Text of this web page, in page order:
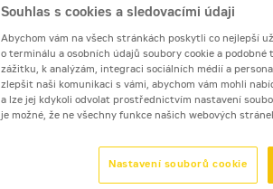
Souhlas s cookies a sledovacími údaji
Abychom vám na všech stránkách poskytli co nejlepší
o terminálu a osobních údajů soubory cookie a
zážitku, k analýzám, integraci sociálních médií a
zlepšit naši komunikaci s vámi, abychom vám mohli
a lze jej kdykoli odvolat prostřednictvím nastavení
je možné, že ne všechny funkce našich webových
Nastavení souborů cookie